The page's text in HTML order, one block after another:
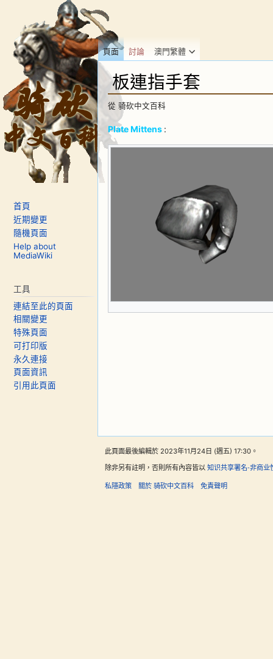
板連指手套
從 骑砍中文百科
跳到：
Plate Mittens :
頁面 討論 澳門繁體
首頁
近期變更
隨機頁面
Help about
MediaWiki
工具
連結至此的頁面
相關變更
特殊頁面
可打印版
永久連接
頁面資訊
引用此頁面
此頁面最後編輯於 2023年11月24日 (週五) 17:30。
除非另有註明，否則所有內容皆以知识共享署名-非商业
私隱政策 關於 骑砍中文百科 免責聲明